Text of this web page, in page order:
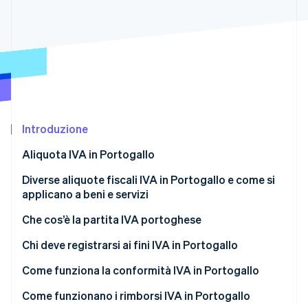
Costituzione di start-up
Identity
Stripe Sessions 2026
Guarda ora
Introduzione
Aliquota IVA in Portogallo
Diverse aliquote fiscali IVA in Portogallo e come si
applicano a beni e servizi
Aliquota standard (23%)
Aliquota intermedia: 13%
Aliquota ridotta (6%)
Cessioni ad aliquota zero (0%)
Che cos’è la partita IVA portoghese
Chi deve registrarsi ai fini IVA in Portogallo
Come funziona la conformità IVA in Portogallo
Come funzionano i rimborsi IVA in Portogallo